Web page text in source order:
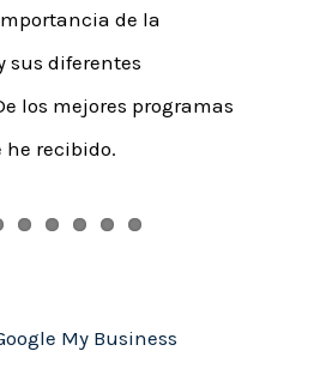
de la
sus diferentes
los mejores programas
he recibido.